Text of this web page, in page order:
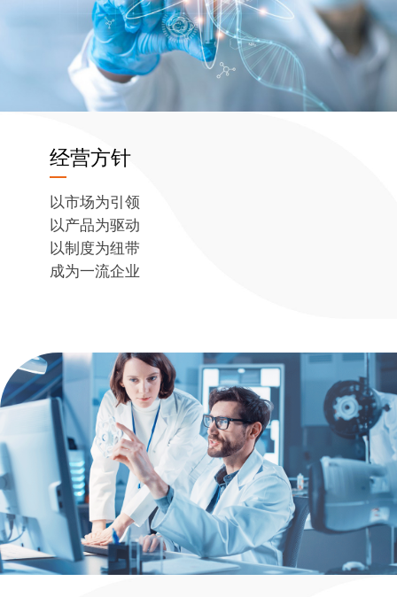
经营方针
以市场为引领
以产品为驱动
以制度为纽带
成为一流企业